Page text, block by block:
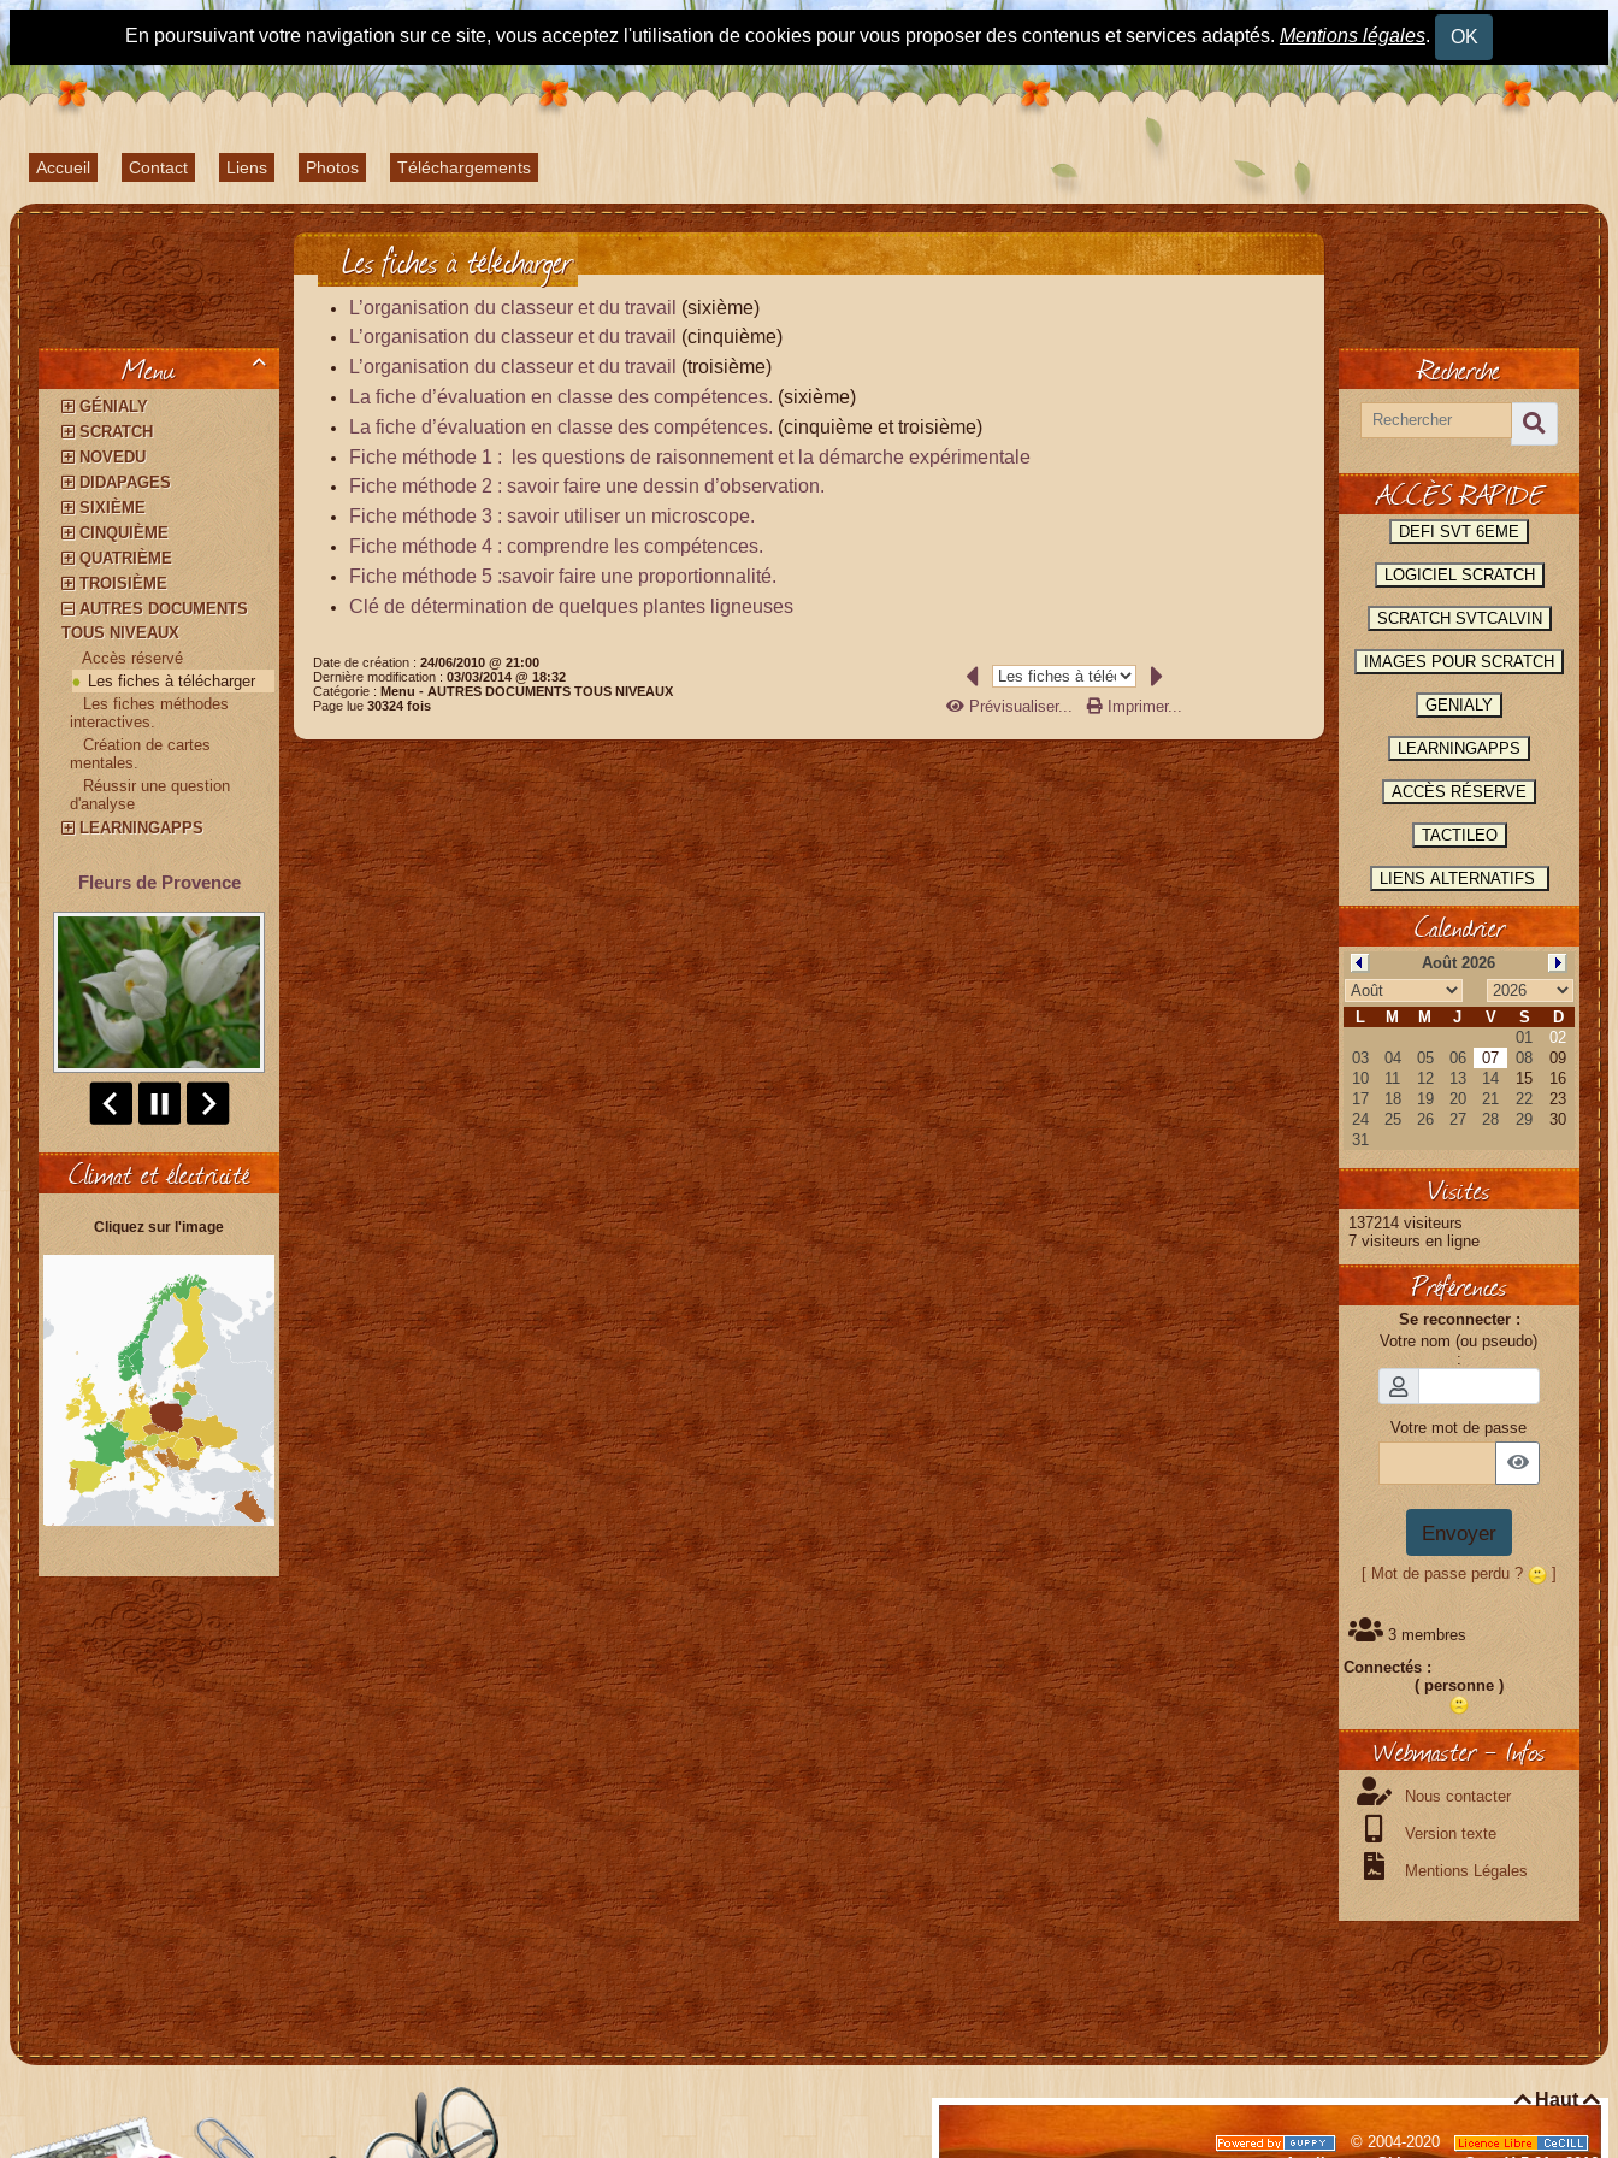
En poursuivant votre navigation sur ce site, vous acceptez l'utilisation de cookies pour vous proposer des contenus et services adaptés. Mentions légales. OK
Accueil Contact Liens Photos Téléchargements

Menu
GÉNIALY
SCRATCH
NOVEDU
DIDAPAGES
SIXIÈME
CINQUIÈME
QUATRIÈME
TROISIÈME
AUTRES DOCUMENTS
TOUS NIVEAUX
Accès réservé
Les fiches à télécharger
¤Les fiches méthodes
interactives.
¤Création de cartes
mentales.
Réussir une question
d'analyse
LEARNINGAPPS
Fleurs de Provence
Climat et électricité
Cliquez sur l'image
Les fiches à télécharger
L’organisation du classeur et du travail (sixième)
L’organisation du classeur et du travail (cinquième)
L’organisation du classeur et du travail (troisième)
La fiche d’évaluation en classe des compétences. (sixième)
La fiche d’évaluation en classe des compétences. (cinquième et troisième)
Fiche méthode 1 : les questions de raisonnement et la démarche expérimentale
Fiche méthode 2 : savoir faire une dessin d’observation.
Fiche méthode 3 : savoir utiliser un microscope.
Fiche méthode 4 : comprendre les compétences.
Fiche méthode 5 :savoir faire une proportionnalité.
Clé de détermination de quelques plantes ligneuses
Date de création : 24/06/2010 @ 21:00
Dernière modification : 03/03/2014 @ 18:32
Catégorie : Menu - AUTRES DOCUMENTS TOUS NIVEAUX
Page lue 30324 fois Prévisualiser... Imprimer...
Recherche
ACCÈS RAPIDE
Calendrier
Visites
137214 visiteurs
7 visiteurs en ligne
Préférences
Se reconnecter :
Votre nom (ou pseudo)
:
Votre mot de passe
Envoyer
[ Mot de passe perdu ? ]
3 membres
Connectés :
( personne )
Webmaster - Infos
Nous contacter
Version texte
Mentions Légales
Haut
© 2004-2020